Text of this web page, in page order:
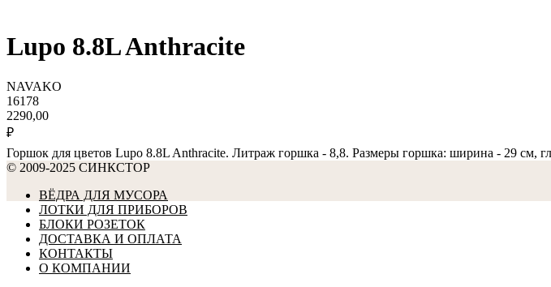
Lupo 8.8L Anthracite
NAVAKO
16178
2290,00
₽
Горшок для цветов Lupo 8.8L Anthracite. Литраж горшка - 8,8. Размеры горшка: ширина - 29 см,
© 2009-2025 СИНКСТОР
ВЁДРА ДЛЯ МУСОРА
ЛОТКИ ДЛЯ ПРИБОРОВ
БЛОКИ РОЗЕТОК
ДОСТАВКА И ОПЛАТА
КОНТАКТЫ
О КОМПАНИИ